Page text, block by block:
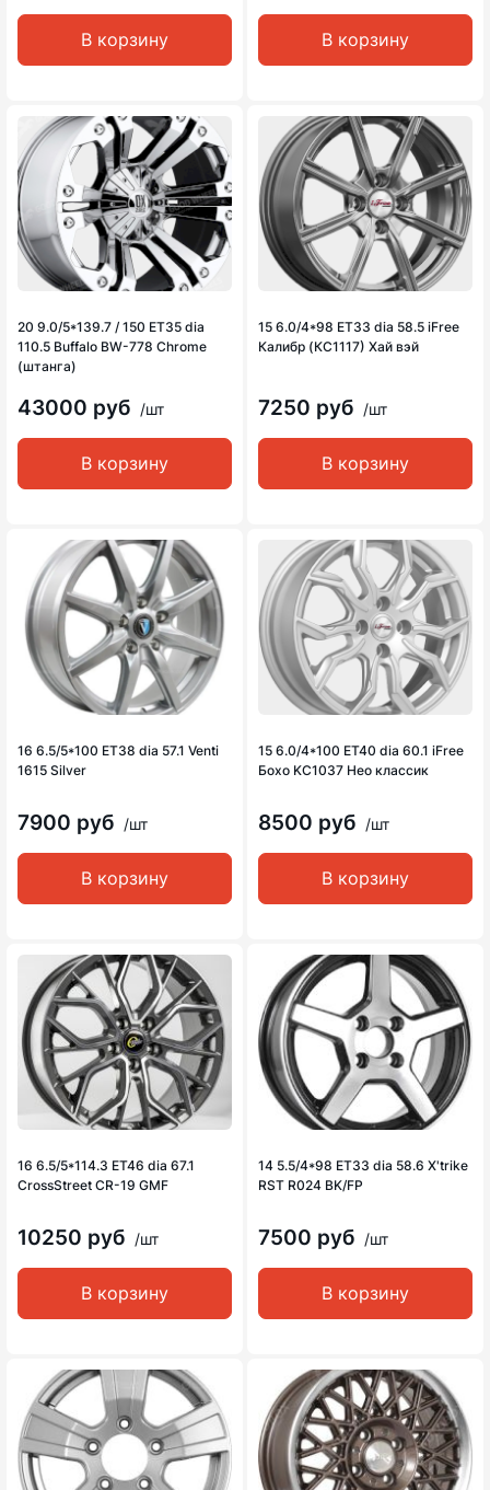
В корзину В корзину
20 9.0/5*139.7 / 150 ET35 dia
110.5 Buffalo BW-778 Chrome
(штанга)
43000 руб /шт
В корзину
15 6.0/4*98 ET33 dia 58.5 iFree
Калибр (КС1117) Хай вэй
7250 руб /шт
В корзину
16 6.5/5*100 ET38 dia 57.1 Venti
1615 Silver
7900 руб /шт
В корзину
15 6.0/4*100 ET40 dia 60.1 iFree
Бохо KC1037 Нео классик
8500 руб /шт
В корзину
16 6.5/5*114.3 ET46 dia 67.1
CrossStreet CR-19 GMF
10250 руб /шт
В корзину
14 5.5/4*98 ET33 dia 58.6 X'trike
RST R024 BK/FP
7500 руб /шт
В корзину